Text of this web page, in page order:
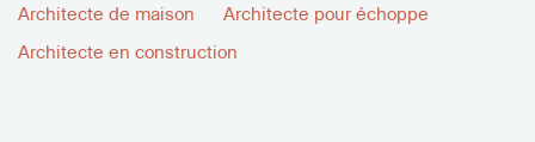
Architecte de maison
Architecte pour échoppe
Architecte en construction